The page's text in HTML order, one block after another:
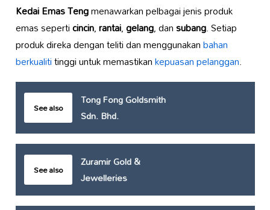
Kedai Emas Tengmenawarkan pelbagai jenis produk
emas seperticincin,rantai,gelang, dansubang. Setiap
produk direka dengan teliti dan menggunakanbahan
berkualititinggi untuk memastikankepuasan pelanggan.
See also
Tong Fong Goldsmith
Sdn. Bhd.
See also
Zuramir Gold &
Jewelleries